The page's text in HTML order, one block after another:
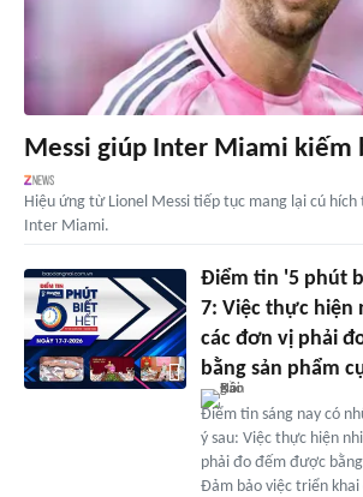
Messi giúp Inter Miami kiếm
Hiệu ứng từ Lionel Messi tiếp tục mang lại cú hích
Inter Miami.
Điểm tin '5 phút
7: Việc thực hiện
các đơn vị phải
bằng sản phẩm
Điểm tin sáng nay có
ý sau: Việc thực hiện
phải đo đếm được
Đảm bảo việc triển khai